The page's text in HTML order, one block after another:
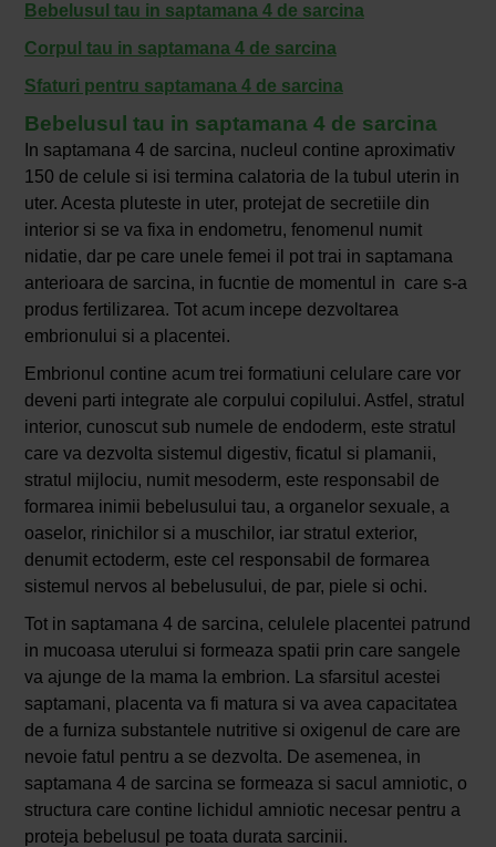
Bebelusul tau in saptamana 4 de sarcina
Corpul tau in saptamana 4 de sarcina
Sfaturi pentru saptamana 4 de sarcina
Bebelusul tau in saptamana 4 de sarcina
In saptamana 4 de sarcina, nucleul contine aproximativ
150 de celule si isi termina calatoria de la tubul uterin in
uter. Acesta pluteste in uter, protejat de secretiile din
interior si se va fixa in endometru, fenomenul numit
nidatie, dar pe care unele femei il pot trai in saptamana
anterioara de sarcina, in fucntie de momentul in care s-a
produs fertilizarea. Tot acum incepe dezvoltarea
embrionului si a placentei.
Embrionul contine acum trei formatiuni celulare care vor
deveni parti integrate ale corpului copilului. Astfel, stratul
interior, cunoscut sub numele de endoderm, este stratul
care va dezvolta sistemul digestiv, ficatul si plamanii,
stratul mijlociu, numit mesoderm, este responsabil de
formarea inimii bebelusului tau, a organelor sexuale, a
oaselor, rinichilor si a muschilor, iar stratul exterior,
denumit ectoderm, este cel responsabil de formarea
sistemul nervos al bebelusului, de par, piele si ochi.
Tot in saptamana 4 de sarcina, celulele placentei patrund
in mucoasa uterului si formeaza spatii prin care sangele
va ajunge de la mama la embrion. La sfarsitul acestei
saptamani, placenta va fi matura si va avea capacitatea
de a furniza substantele nutritive si oxigenul de care are
nevoie fatul pentru a se dezvolta. De asemenea, in
saptamana 4 de sarcina se formeaza si sacul amniotic, o
structura care contine lichidul amniotic necesar pentru a
proteja bebelusul pe toata durata sarcinii.